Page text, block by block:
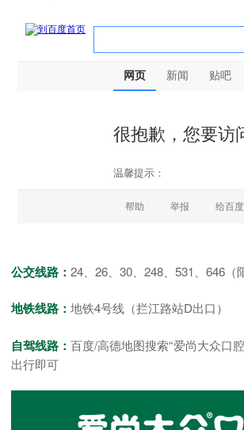
公交线路：24、26、30、248、531、646（
地铁线路：地铁4号线（拦江路站D出口）
自驾线路：百度/高德地图搜索“爱尚大众口
出行即可